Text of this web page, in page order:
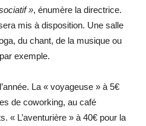
», énumère la directrice.
mis à disposition. Une salle
du chant, de la musique ou
exemple.
La « voyageuse » à 5€
de coworking, au café
« L’aventurière » à 40€ pour la